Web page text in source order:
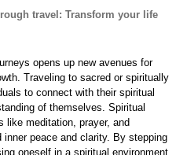
travel: Transform your life
opens up new avenues for
Traveling to sacred or spiritually
to connect with their spiritual
of themselves. Spiritual
like meditation, prayer, and
peace and clarity. By stepping
oneself in a spiritual environment,